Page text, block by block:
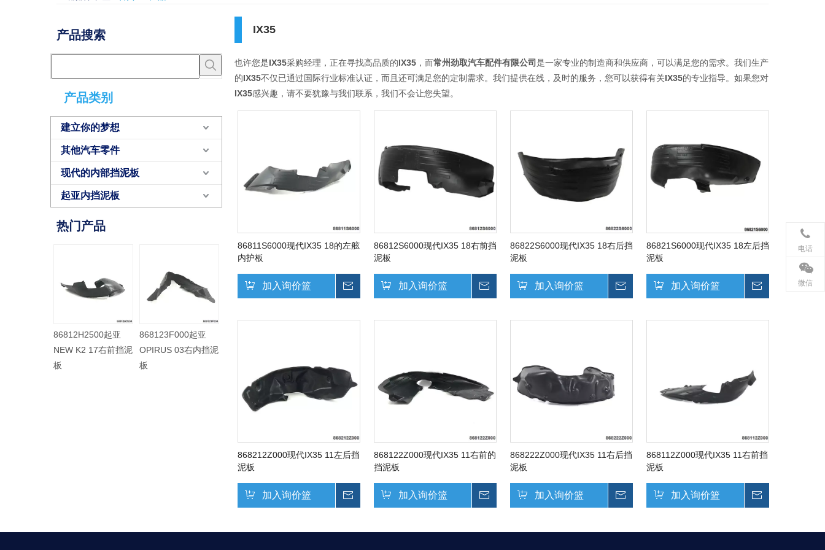
产品搜索
产品类别
建立你的梦想
其他汽车零件
现代的内部挡泥板
起亚内挡泥板
热门产品
86812H2500起亚
NEW K2 17右前挡泥
板
868123F000起亚
OPIRUS 03右内挡泥
板
板
IX35
也许您是IX35采购经理，正在寻找高品质的IX35 ，而常州劲取汽车配件有限公司是一家专业的制造商和供应商，可以满足您的需求。我们生产
的IX35不仅已通过国际行业标准认证，而且还可满足您的定制需求。我们提供在线，及时的服务，您可以获得有关IX35的专业指导。如果您对
IX35感兴趣，请不要犹豫与我们联系，我们不会让您失望。
86811S6000现代IX35 18的左舷
内护板
加入询价篮
86812S6000现代IX35 18右前挡
泥板
加入询价篮
86822S6000现代IX35 18右后挡
泥板
加入询价篮
86821S6000现代IX35 18左后挡
泥板
加入询价篮
868212Z000现代IX35 11左后挡
泥板
加入询价篮
868122Z000现代IX35 11右前的
挡泥板
加入询价篮
868222Z000现代IX35 11右后挡
泥板
加入询价篮
868112Z000现代IX35 11右前挡
泥板
加入询价篮
电话
微信